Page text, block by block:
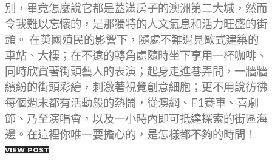
別，畢竟怎麼說它都是蓋滿房子的澳洲第二大城，然而
令我難以忘懷的，是那獨特的人文氣息和活力旺盛的街
頭。 在英國殖民的影響下，隨處不難遇見歐式建築的
車站、大樓；在不遠的轉角處隨時坐下享用一杯咖啡、
同時欣賞著街頭藝人的表演；起身走進巷弄間，一牆牆
繽紛的街頭彩繪，刺激著視覺創意細胞；更不用說彷彿
每個週末都有活動般的熱鬧，從澳網、F1賽車、喜劇
節、乃至演唱會，以及一小時內即可抵達探索的街區海
邊。在這裡你唯一要擔心的，是怎樣都不夠的時間！
VIEW POST